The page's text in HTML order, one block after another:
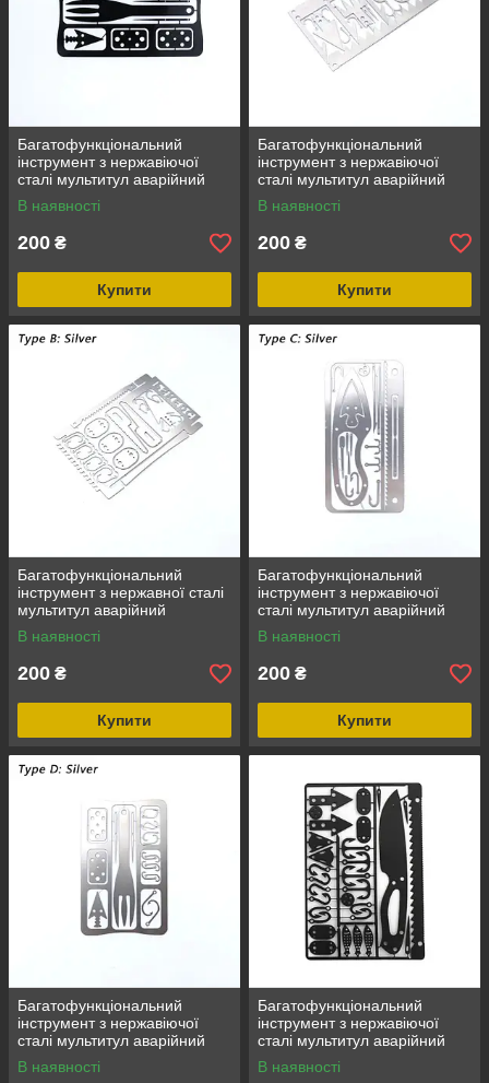
Багатофункціональний
інструмент з нержавіючої
сталі мультитул аварійний
інструмент для кемпінгу
Кредитка-мульт, кишеньковий
В наявності
200 ₴
Купити
Багатофункціональний
інструмент з нержавіючої
сталі мультитул аварійний
інструмент для кемпінгу
Кредитка-мульт, кишеньковий
В наявності
200 ₴
Купити
Багатофункціональний
інструмент з нержавної сталі
мультитул аварійний
інструмент для кемпінгу
Кредитка-мульт, кишеньковий
В наявності
200 ₴
Купити
Багатофункціональний
інструмент з нержавіючої
сталі мультитул аварійний
інструмент для кемпінгу
Кредитка-мульт, новий, Type
В наявності
200 ₴
Купити
Багатофункціональний
інструмент з нержавіючої
сталі мультитул аварійний
інструмент для кемпінгу
Кредитка-мульт, кишеньковий
В наявності
Багатофункціональний
інструмент з нержавіючої
сталі мультитул аварійний
інструмент для кемпінгу
Кредитка-мульт, новий, Type
В наявності